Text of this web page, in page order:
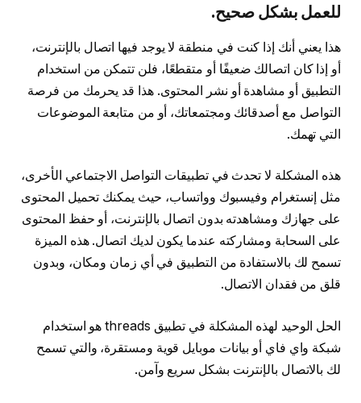
للعمل بشكل صحيح.
هذا يعني أنك إذا كنت في منطقة لا يوجد فيها اتصال بالإنترنت،
أو إذا كان اتصالك ضعيفًا أو متقطعًا، فلن تتمكن من استخدام
التطبيق أو مشاهدة أو نشر المحتوى. هذا قد يحرمك من فرصة
التواصل مع أصدقائك ومجتمعاتك، أو من متابعة الموضوعات
التي تهمك.
هذه المشكلة لا تحدث في تطبيقات التواصل الاجتماعي الأخرى،
مثل إنستغرام وفيسبوك وواتساب، حيث يمكنك تحميل المحتوى
على جهازك ومشاهدته بدون اتصال بالإنترنت، أو حفظ المحتوى
على السحابة ومشاركته عندما يكون لديك اتصال. هذه الميزة
تسمح لك بالاستفادة من التطبيق في أي زمان ومكان، وبدون
قلق من فقدان الاتصال.
الحل الوحيد لهذه المشكلة في تطبيق threads هو استخدام
شبكة واي فاي أو بيانات موبايل قوية ومستقرة، والتي تسمح
لك بالاتصال بالإنترنت بشكل سريع وآمن.